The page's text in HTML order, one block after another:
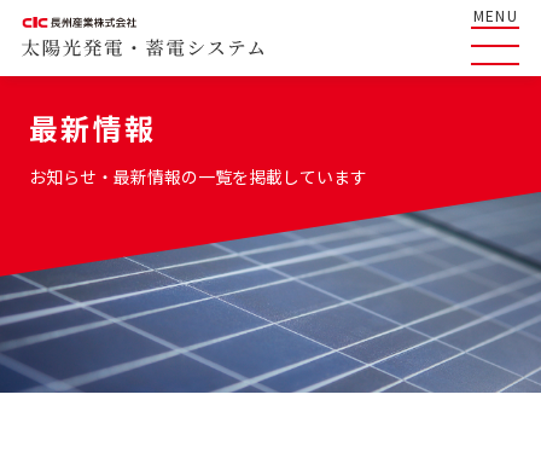
MENU
最新情報
お知らせ・最新情報の一覧を掲載しています